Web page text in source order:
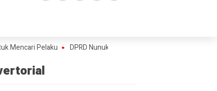
Pelaku DPRD Nunukan Mengingatkan Penyaluran Beasiswa